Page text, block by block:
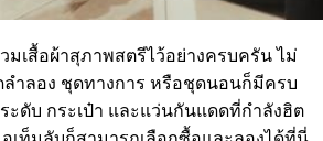
มเสื้อผ้าสุภาพสตรีไว้อย่างครบครัน ไม่
ลำลอง ชุดทางการ หรือชุดนอนก็มีครบ
ระดับ กระเป๋า และแว่นกันแดดที่กำลังฮิต